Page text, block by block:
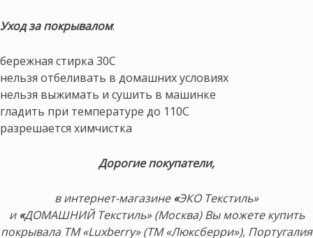
Уход за покрывалом:
бережная стирка 30С
нельзя отбеливать в домашних условиях
нельзя выжимать и сушить в машинке
гладить при температуре до 110С
разрешается химчистка
Дорогие покупатели,
в интернет-магазине«ЭКО Текстиль»
и«ДОМАШНИЙ Текстиль» (Москва) Вы можете купить
покрывала ТМ «Luxberry» (ТМ «Люксберри»), Португалия